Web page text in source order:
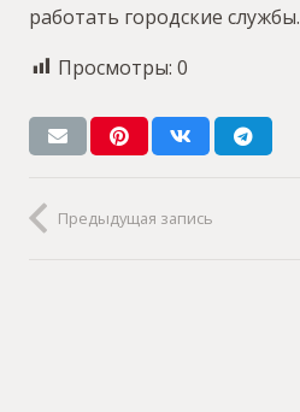
работать городские службы.
Просмотры: 0
Предыдущая запись